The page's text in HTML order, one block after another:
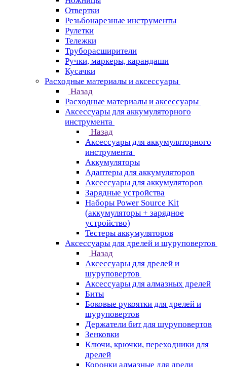
Отвертки
Резьбонарезные инструменты
Рулетки
Тележки
Труборасширители
Ручки, маркеры, карандаши
Кусачки
Расходные материалы и аксессуары
Назад
Расходные материалы и аксессуары
Аксессуары для аккумуляторного
инструмента
Назад
Аксессуары для аккумуляторного
инструмента
Aккумуляторы
Адаптеры для аккумуляторов
Аксессуары для аккумуляторов
Зарядные устройства
Наборы Power Source Kit
(аккумуляторы + зарядное
устройство)
Тестеры аккумуляторов
Аксессуары для дрелей и шуруповертов
Назад
Аксессуары для дрелей и
шуруповертов
Аксессуары для алмазных дрелей
Биты
Боковые рукоятки для дрелей и
шуруповертов
Держатели бит для шуруповертов
Зенковки
Ключи, крючки, переходники для
дрелей
Коронки алмазные для дрели